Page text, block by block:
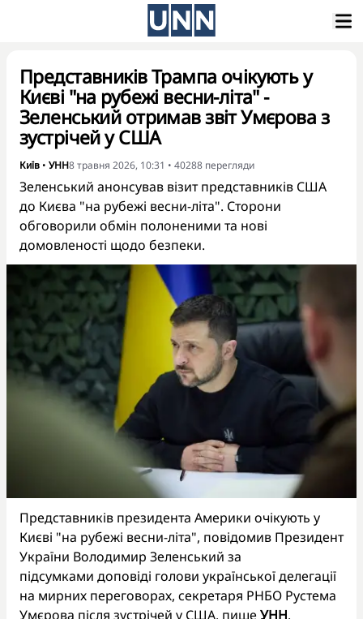
Представників Трампа очікують у
Києві "на рубежі весни-літа" -
Зеленський отримав звіт Умєрова з
зустрічей у США
Київ • УНН8 травня 2026, 10:31 • 40288 перегляди
Зеленський анонсував візит представників США
до Києва "на рубежі весни-літа". Сторони
обговорили обмін полоненими та нові
домовленості щодо безпеки.
Представників президента Америки очікують у
Києві "на рубежі весни-літа", повідомив Президент
України Володимир Зеленський за
підсумками доповіді голови української делегації
на мирних переговорах, секретаря РНБО Рустема
Умєрова після зустрічей у США, пише УНН.